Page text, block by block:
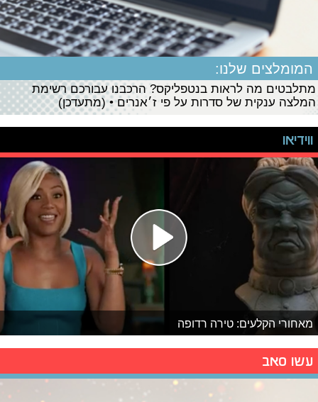
המומלצים שלנו:
מתלבטים מה לראות בנטפליקס? הרכבנו עבורכם רשימת
המלצה ענקית של סדרות על פי ז׳אנרים • (מתעדכן)
ווידיאו
מאחורי הקלעים: טירה רדופה
עשו סאב